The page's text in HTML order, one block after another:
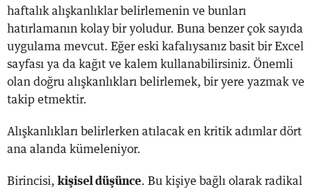
haftalık alışkanlıklar belirlemenin ve bunları
hatırlamanın kolay bir yoludur. Buna benzer çok sayıda
uygulama mevcut. Eğer eski kafalıysanız basit bir Excel
sayfası ya da kağıt ve kalem kullanabilirsiniz. Önemli
olan doğru alışkanlıkları belirlemek, bir yere yazmak ve
takip etmektir.
Alışkanlıkları belirlerken atılacak en kritik adımlar dört
ana alanda kümeleniyor.
Birincisi, kişisel düşünce. Bu kişiye bağlı olarak radikal